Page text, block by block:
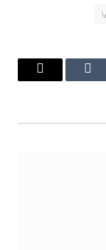
Tumblr
البريد